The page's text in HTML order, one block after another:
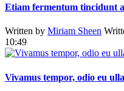
Etiam fermentum tincidunt
Written by Miriam Sheen
10:49
Vivamus tempor, odio eu